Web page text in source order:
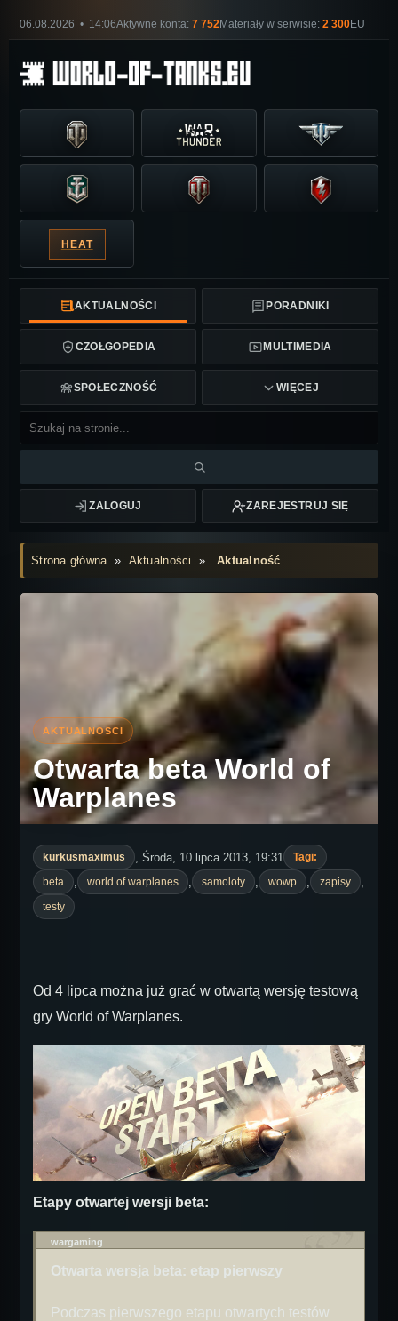
06.08.2026 • 14:06Aktywne konta: 7 752Materiały w serwisie: 2 300EU
HEAT
AKTUALNOŚCI PORADNIKI
CZOŁGOPEDIA MULTIMEDIA
SPOŁECZNOŚĆ WIĘCEJ
ZALOGUJ ZAREJESTRUJ SIĘ
Strona główna» Aktualności »Aktualność
Otwarta beta World of
Warplanes
kurkusmaximus , Środa, 10 lipca 2013, 19:31
Tagi:
beta
world of warplanes samoloty wowp zapisy
testy
Od 4 lipca można już grać w otwartą wersję testową
gry World of Warplanes.
Etapy otwartej wersji beta:
wargaming
Otwarta wersja beta: etap pierwszy
Podczas pierwszego etapu otwartych testów